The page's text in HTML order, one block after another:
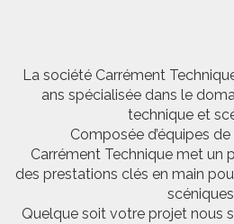
La société Carrément
ans spécialisée dans le
technique et
Composée d’équipes
Carrément Technique met un
des prestations clés en main
Quelque soit votre projet nous